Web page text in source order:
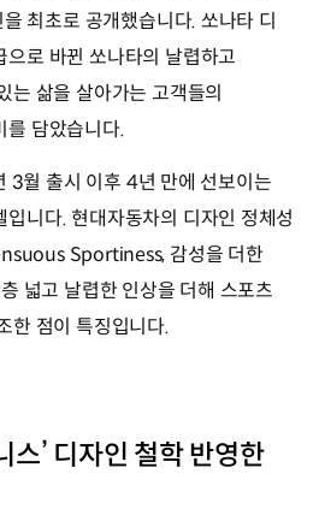
최초로 공개했습니다. 쏘나타 디
로 바뀐 쏘나타의 날렵하고
는 삶을 살아가는 고객들의
를 담았습니다.
월 출시 이후 4년 만에 선보이는
니다. 현대자동차의 디자인 정체성
Sportiness, 감성을 더한
넓고 날렵한 인상을 더해 스포츠
한 점이 특징입니다.
스’ 디자인 철학 반영한